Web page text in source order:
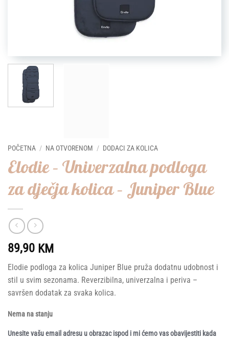
POČETNA / NA OTVORENOM / DODACI ZA KOLICA
Elodie – Univerzalna podloga
za dječja kolica – Juniper Blue
89,90 KM
Elodie podloga za kolica Juniper Blue pruža dodatnu udobnost i
stil u svim sezonama. Reverzibilna, univerzalna i periva –
savršen dodatak za svaka kolica.
Nema na stanju
Unesite vašu email adresu u obrazac ispod i mi ćemo vas obavijestiti kada